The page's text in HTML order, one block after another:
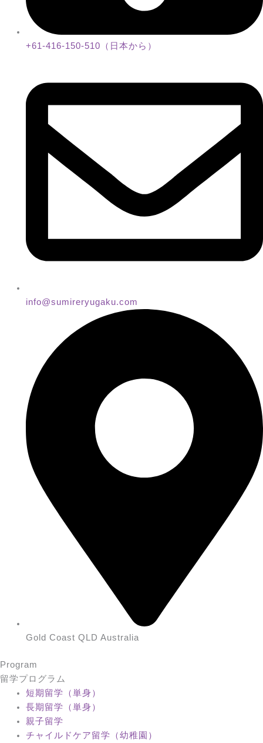
+61-416-150-510（日本から）
info@sumireryugaku.com
Gold Coast QLD Australia
Program
留学プログラム
短期留学（単身）
長期留学（単身）
親子留学
チャイルドケア留学（幼稚園）